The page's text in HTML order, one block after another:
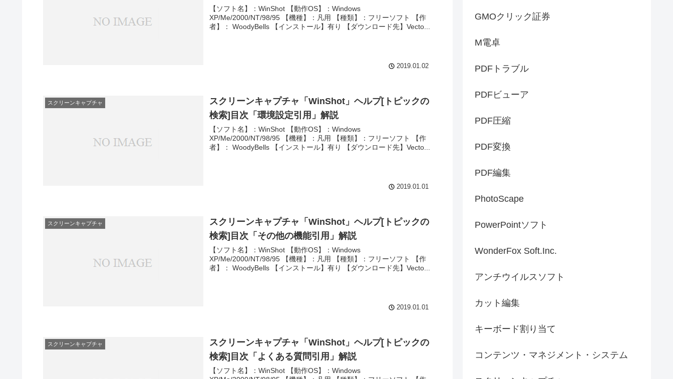
【ソフト名】：WinShot 【動作OS】：Windows
XP/Me/2000/NT/98/95 【機種】：凡用 【種類】：フリーソフト 【作
者】： WoodyBells 【インストール】有り 【ダウンロード先】Vecto...
2019.01.02
スクリーンキャプチャ
スクリーンキャプチャ「WinShot」ヘルプ[トピックの
検索]目次「環境設定引用」解説
【ソフト名】：WinShot 【動作OS】：Windows
XP/Me/2000/NT/98/95 【機種】：凡用 【種類】：フリーソフト 【作
者】： WoodyBells 【インストール】有り 【ダウンロード先】Vecto...
2019.01.01
スクリーンキャプチャ
スクリーンキャプチャ「WinShot」ヘルプ[トピックの
検索]目次「その他の機能引用」解説
【ソフト名】：WinShot 【動作OS】：Windows
XP/Me/2000/NT/98/95 【機種】：凡用 【種類】：フリーソフト 【作
者】： WoodyBells 【インストール】有り 【ダウンロード先】Vecto...
2019.01.01
スクリーンキャプチャ
スクリーンキャプチャ「WinShot」ヘルプ[トピックの
検索]目次「よくある質問引用」解説
【ソフト名】：WinShot 【動作OS】：Windows
GMOクリック証券
M電卓
PDFトラブル
PDFビューア
PDF圧縮
PDF変換
PDF編集
PhotoScape
PowerPointソフト
WonderFox Soft.Inc.
アンチウイルスソフト
カット編集
キーボード割り当て
コンテンツ・マネジメント・システム